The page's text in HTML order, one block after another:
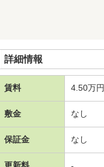
詳細情報
賃料 4.50万円
敷金 なし
保証金 なし
更新料